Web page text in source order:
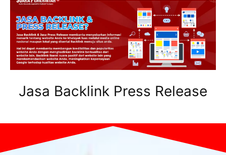
Jasa Backlink Press Release